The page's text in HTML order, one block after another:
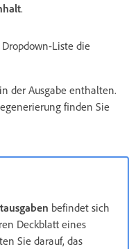
.
Liste die
der Ausgabe enthalten.
finden Sie
befindet sich
Deckblatt eines
Sie darauf, das